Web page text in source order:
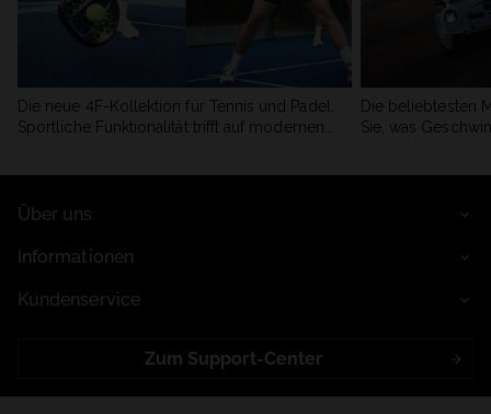
Die neue 4F-Kollektion für Tennis und Padel.
Sportliche Funktionalität trifft auf modernen
Die beliebtesten
Sie, was
Über uns
Informationen
Kundenservice
Zum Support-Center